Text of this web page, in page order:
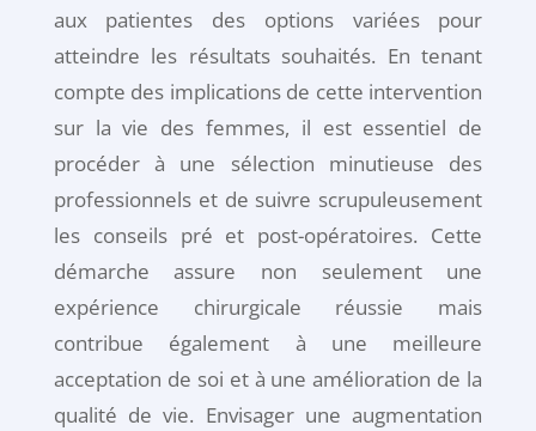
aux patientes des options variées pour
atteindre les résultats souhaités. En tenant
compte des implications de cette intervention
sur la vie des femmes, il est essentiel de
procéder à une sélection minutieuse des
professionnels et de suivre scrupuleusement
les conseils pré et post-opératoires. Cette
démarche assure non seulement une
expérience chirurgicale réussie mais
contribue également à une meilleure
acceptation de soi et à une amélioration de la
qualité de vie. Envisager une augmentation